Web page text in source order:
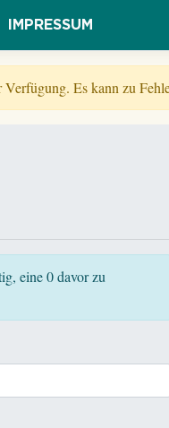
IMPRESSUM
Es kann zu
eine 0 davor zu